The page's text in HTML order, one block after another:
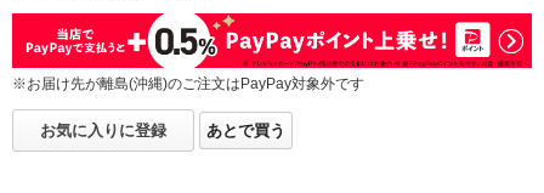
※お届け先が離島(沖縄)のご注文はPayPay対象外です
お気に入りに登録 あとで買う